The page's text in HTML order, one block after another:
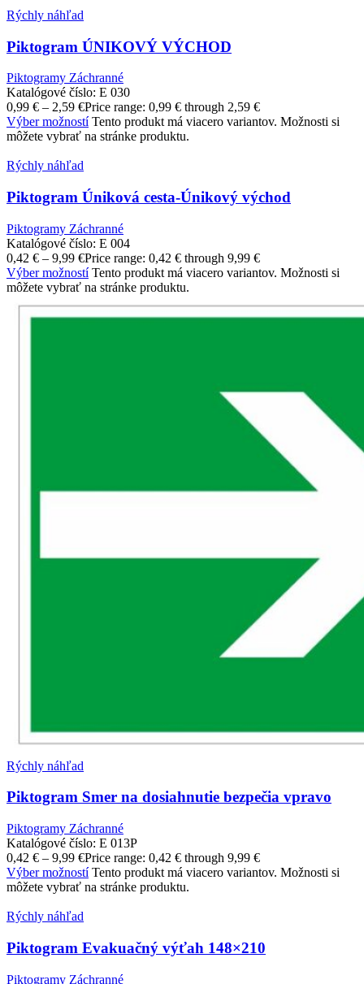
Rýchly náhľad
Piktogram ÚNIKOVÝ VÝCHOD
Piktogramy Záchranné
Katalógové číslo: E 030
0,99 € – 2,59 €Price range: 0,99 € through 2,59 €
Výber možností Tento produkt má viacero variantov. Možnosti si
môžete vybrať na stránke produktu.
Rýchly náhľad
Piktogram Úniková cesta-Únikový východ
Piktogramy Záchranné
Katalógové číslo: E 004
0,42 € – 9,99 €Price range: 0,42 € through 9,99 €
Výber možností Tento produkt má viacero variantov. Možnosti si
môžete vybrať na stránke produktu.
Rýchly náhľad
Piktogram Smer na dosiahnutie bezpečia vpravo
Piktogramy Záchranné
Katalógové číslo: E 013P
0,42 € – 9,99 €Price range: 0,42 € through 9,99 €
Výber možností Tento produkt má viacero variantov. Možnosti si
môžete vybrať na stránke produktu.
Rýchly náhľad
Piktogram Evakuačný výťah 148×210
Piktogramy Záchranné